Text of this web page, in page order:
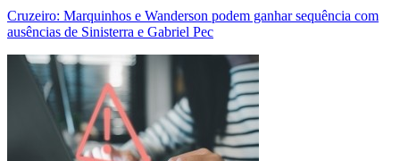
Cruzeiro: Marquinhos e Wanderson podem ganhar sequência com
ausências de Sinisterra e Gabriel Pec